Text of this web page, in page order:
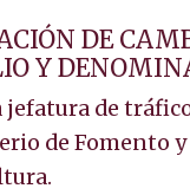
DE
Y
jefatura de
de Fomento y